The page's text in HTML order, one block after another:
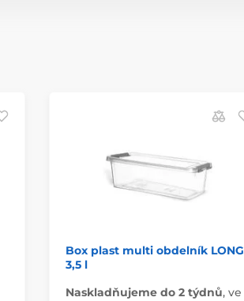
Box plast multi obdelník LONG
3,5 l
Naskladňujeme do 2 týdnů, ve